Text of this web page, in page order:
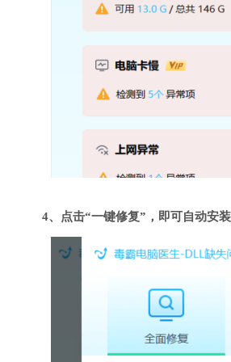
4、点击“一键修复”，即可自动安